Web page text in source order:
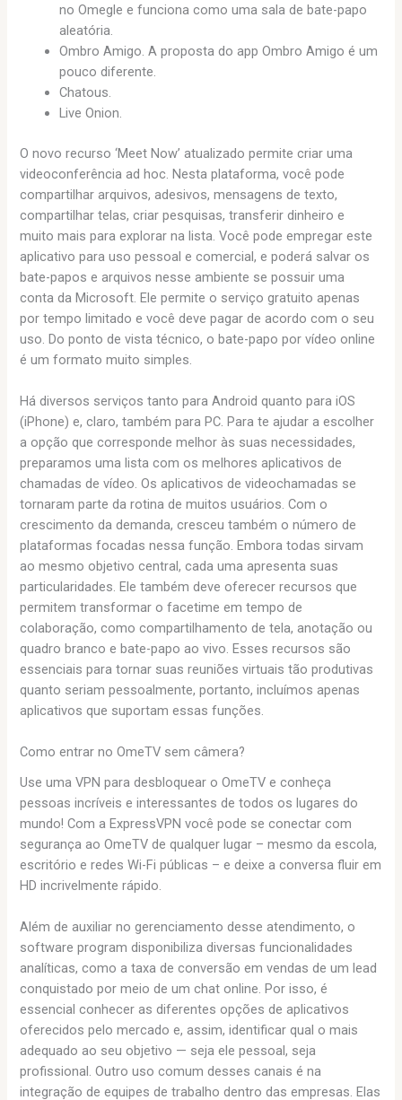
no Omegle e funciona como uma sala de bate-papo
aleatória.
Ombro Amigo. A proposta do app Ombro Amigo é um
pouco diferente.
Chatous.
Live Onion.
O novo recurso ‘Meet Now’ atualizado permite criar uma
videoconferência ad hoc. Nesta plataforma, você pode
compartilhar arquivos, adesivos, mensagens de texto,
compartilhar telas, criar pesquisas, transferir dinheiro e
muito mais para explorar na lista. Você pode empregar este
aplicativo para uso pessoal e comercial, e poderá salvar os
bate-papos e arquivos nesse ambiente se possuir uma
conta da Microsoft. Ele permite o serviço gratuito apenas
por tempo limitado e você deve pagar de acordo com o seu
uso. Do ponto de vista técnico, o bate-papo por vídeo online
é um formato muito simples.
Há diversos serviços tanto para Android quanto para iOS
(iPhone) e, claro, também para PC. Para te ajudar a escolher
a opção que corresponde melhor às suas necessidades,
preparamos uma lista com os melhores aplicativos de
chamadas de vídeo. Os aplicativos de videochamadas se
tornaram parte da rotina de muitos usuários. Com o
crescimento da demanda, cresceu também o número de
plataformas focadas nessa função. Embora todas sirvam
ao mesmo objetivo central, cada uma apresenta suas
particularidades. Ele também deve oferecer recursos que
permitem transformar o facetime em tempo de
colaboração, como compartilhamento de tela, anotação ou
quadro branco e bate-papo ao vivo. Esses recursos são
essenciais para tornar suas reuniões virtuais tão produtivas
quanto seriam pessoalmente, portanto, incluímos apenas
aplicativos que suportam essas funções.
Como entrar no OmeTV sem câmera?
Use uma VPN para desbloquear o OmeTV e conheça
pessoas incríveis e interessantes de todos os lugares do
mundo! Com a ExpressVPN você pode se conectar com
segurança ao OmeTV de qualquer lugar – mesmo da escola,
escritório e redes Wi-Fi públicas – e deixe a conversa fluir em
HD incrivelmente rápido.
Além de auxiliar no gerenciamento desse atendimento, o
software program disponibiliza diversas funcionalidades
analíticas, como a taxa de conversão em vendas de um lead
conquistado por meio de um chat online. Por isso, é
essencial conhecer as diferentes opções de aplicativos
oferecidos pelo mercado e, assim, identificar qual o mais
adequado ao seu objetivo — seja ele pessoal, seja
profissional. Outro uso comum desses canais é na
integração de equipes de trabalho dentro das empresas. Elas